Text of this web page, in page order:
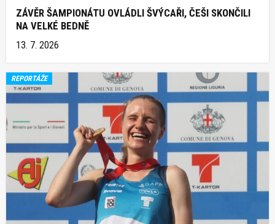
ZÁVĚR ŠAMPIONÁTU OVLÁDLI ŠVÝCAŘI, ČEŠI SKONČILI
NA VELKÉ BEDNĚ
13. 7. 2026
REPORTÁŽE